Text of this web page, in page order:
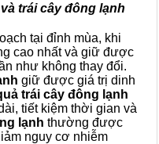
trái cây đông lạnh
tại đỉnh mùa, khi
cao nhất và giữ được
như không thay đổi.
giữ được giá trị dinh
trái cây đông lạnh
tiết kiệm thời gian và
lạnh thường được
nguy cơ nhiễm